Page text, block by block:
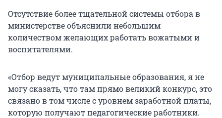
Отсутствие более тщательной системы отбора в
министерстве объяснили небольшим
количеством желающих работать вожатыми и
воспитателями.
«Отбор ведут муниципальные образования, я не
могу сказать, что там прямо великий конкурс, это
связано в том числе с уровнем заработной платы,
которую получают педагогические работники.